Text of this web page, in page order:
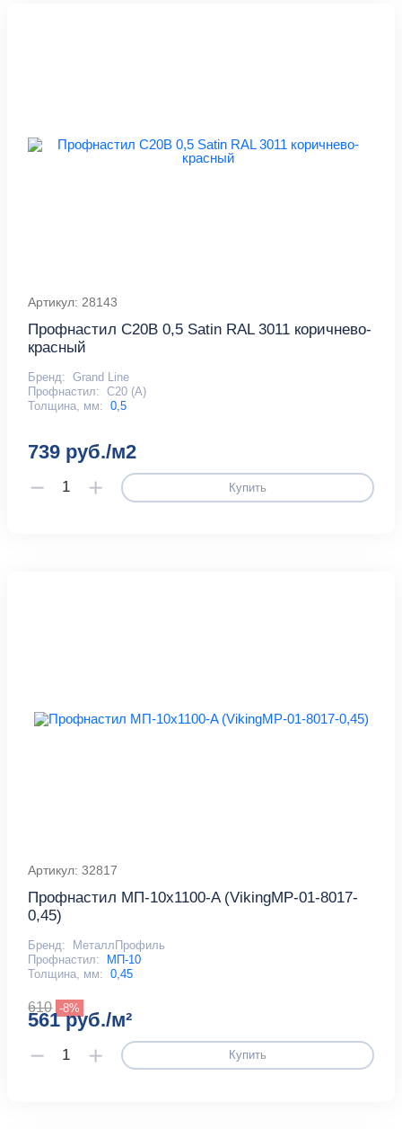
Артикул: 28143
Профнастил С20В 0,5 Satin RAL 3011 коричнево-
красный
Бренд: Grand Line
Профнастил: С20 (А)
Толщина, мм: 0,5
739 руб./м2
Купить
Артикул: 32817
Профнастил МП-10x1100-A (VikingMP-01-8017-
0,45)
Бренд:
МеталлПрофиль
Профнастил:
МП-10
Толщина, мм: 0,45
610 -8%
561 руб./м²
Купить